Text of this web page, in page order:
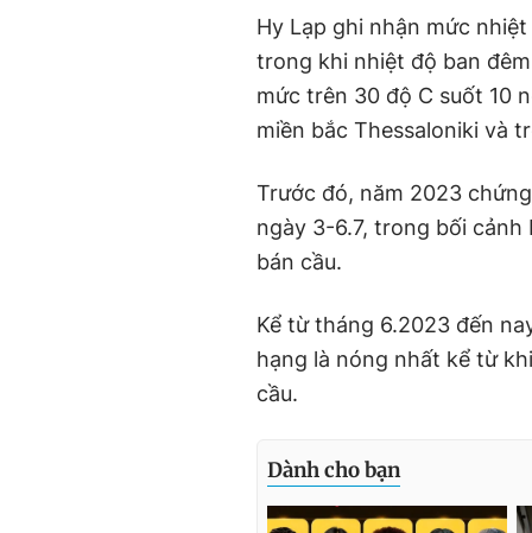
Hy Lạp ghi nhận mức
trong khi nhiệt độ ban
mức trên 30 độ C suốt 10
miền bắc Thessaloniki và
Trước đó, năm 2023
ngày 3-6.7, trong bối cảnh
bán cầu.
Kể từ tháng 6.2023 đến
hạng là nóng nhất kể từ
cầu.